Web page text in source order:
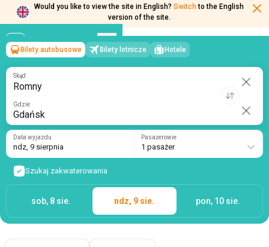
Would you like to view the site in English? Switch to the English
version of the site.
Romny→Gdańsk
ndz, 9 sierpnia/1 pasażer
Bilety autobusowe Bilety lotnicze Hotele
Skąd
Gdzie
Data wyjazdu
ndz, 9 sierpnia
Pasażerowie
1 pasażer
Szukaj zakwaterowania
sob, 8 sie. ndz, 9 sie. pon, 10 sie.